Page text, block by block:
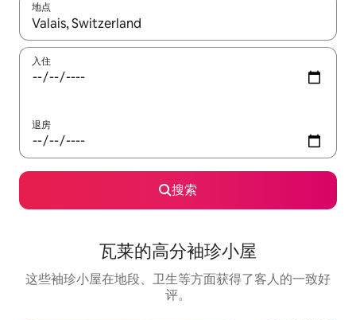
地点
如有搜索结果，请使用上下方向键查看，或通过点击或滑动手势
入住
退房
搜索
瓦莱的高分袖珍小屋
这些袖珍小屋在地段、卫生等方面获得了客人的一致好
评。